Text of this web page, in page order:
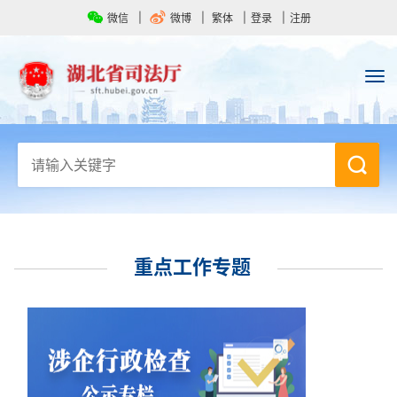
微信 微博 繁体 登录 注册
重点工作专题